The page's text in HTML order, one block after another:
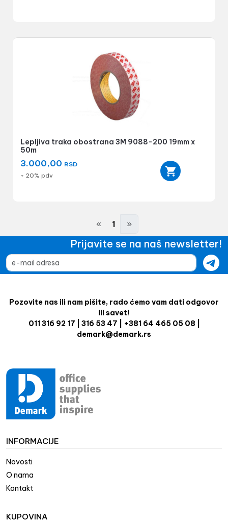
Lepljiva traka obostrana 3M 9088-200 19mm x
50m
3.000,00 RSD
+ 20% pdv
« 1 »
Prijavite se na naš newsletter!
Pozovite nas ili nam pišite, rado ćemo vam dati odgovor
ili savet!
011 316 92 17 | 316 53 47 | +381 64 465 05 08 |
demark@demark.rs
INFORMACIJE
Novosti
O nama
Kontakt
KUPOVINA